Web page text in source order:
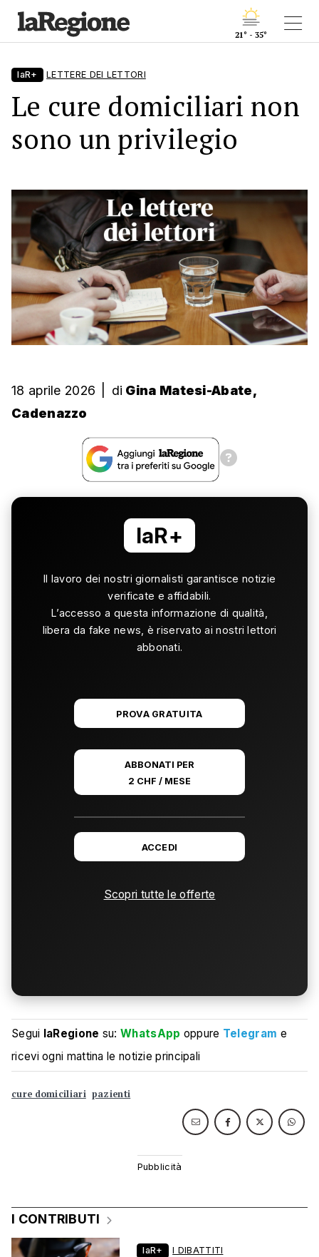
21° - 35°
laR+ LETTERE DEI LETTORI
Le cure domiciliari non
sono un privilegio
18 aprile 2026 di Gina Matesi-Abate,
Cadenazzo
laR+
Il lavoro dei nostri giornalisti garantisce notizie
verificate e affidabili.
L’accesso a questa informazione di qualità,
libera da fake news, è riservato ai nostri lettori
abbonati.
PROVA GRATUITA
ABBONATI PER
2 CHF / MESE
ACCEDI
Scopri tutte le offerte
Segui laRegione su:WhatsApp oppure Telegram e
ricevi ogni mattina le notizie principali
cure domiciliari pazienti
I CONTRIBUTI
laR+ I DIBATTITI